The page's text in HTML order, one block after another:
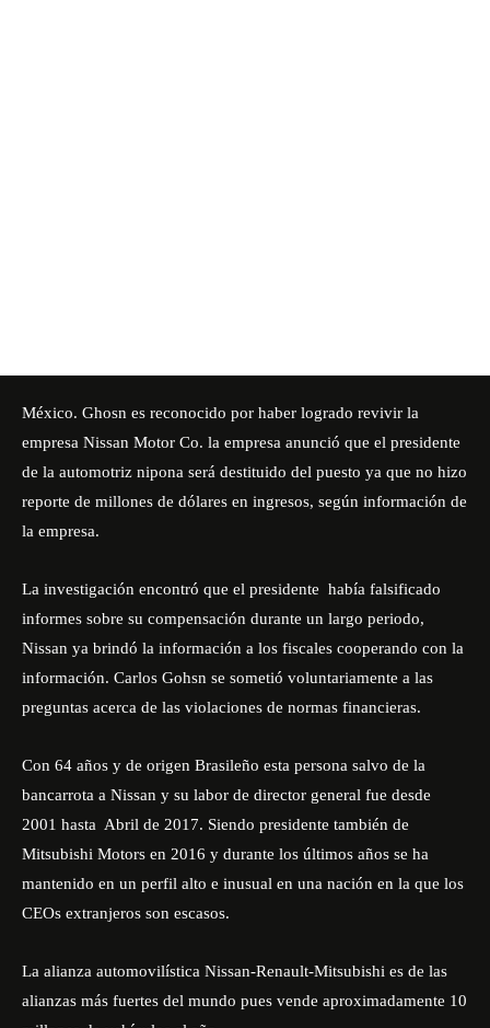
México. Ghosn es reconocido por haber logrado revivir la
empresa Nissan Motor Co. la empresa anunció que el presidente
de la automotriz nipona será destituido del puesto ya que no hizo
reporte de millones de dólares en ingresos, según información de
la empresa.
La investigación encontró que el presidente había falsificado
informes sobre su compensación durante un largo periodo,
Nissan ya brindó la información a los fiscales cooperando con la
información. Carlos Gohsn se sometió voluntariamente a las
preguntas acerca de las violaciones de normas financieras.
Con 64 años y de origen Brasileño esta persona salvo de la
bancarrota a Nissan y su labor de director general fue desde
2001 hasta Abril de 2017. Siendo presidente también de
Mitsubishi Motors en 2016 y durante los últimos años se ha
mantenido en un perfil alto e inusual en una nación en la que los
CEOs extranjeros son escasos.
La alianza automovilística Nissan-Renault-Mitsubishi es de las
alianzas más fuertes del mundo pues vende aproximadamente 10